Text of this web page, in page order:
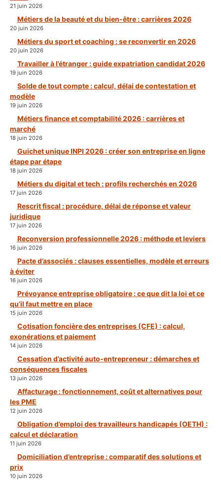
21 juin 2026
Métiers de la beauté et du bien-être : carrières 2026
20 juin 2026
Métiers du sport et coaching : se reconvertir en 2026
20 juin 2026
Travailler à l’étranger : guide expatriation candidat 2026
19 juin 2026
Solde de tout compte : calcul, délai de contestation et
modèle
19 juin 2026
Métiers finance et comptabilité 2026 : carrières et
marché
18 juin 2026
Guichet unique INPI 2026 : créer son entreprise en ligne
étape par étape
18 juin 2026
Métiers du digital et tech : profils recherchés en 2026
17 juin 2026
Rescrit fiscal : procédure, délai de réponse et valeur
juridique
17 juin 2026
Reconversion professionnelle 2026 : méthode et leviers
16 juin 2026
Pacte d’associés : clauses essentielles, modèle et erreurs
à éviter
16 juin 2026
Prévoyance entreprise obligatoire : ce que dit la loi et ce
qu’il faut mettre en place
15 juin 2026
Cotisation foncière des entreprises (CFE) : calcul,
exonérations et paiement
14 juin 2026
Cessation d’activité auto-entrepreneur : démarches et
conséquences fiscales
13 juin 2026
Affacturage : fonctionnement, coût et alternatives pour
les PME
12 juin 2026
Obligation d’emploi des travailleurs handicapés (OETH) :
calcul et déclaration
11 juin 2026
Domiciliation d’entreprise : comparatif des solutions et
prix
10 juin 2026